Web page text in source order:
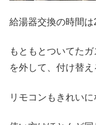
給湯器交換の時間は
もともとついてた
を外して、付け替え
リモコンもきれいに